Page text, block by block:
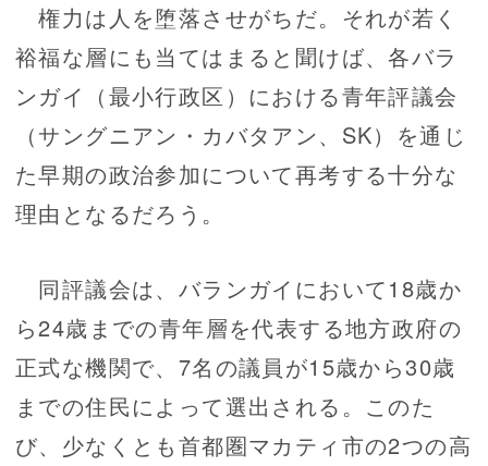
権力は人を堕落させがちだ。それが若く
裕福な層にも当てはまると聞けば、各バラ
ンガイ（最小行政区）における青年評議会
（サングニアン・カバタアン、SK）を通じ
た早期の政治参加について再考する十分な
理由となるだろう。
同評議会は、バランガイにおいて18歳か
ら24歳までの青年層を代表する地方政府の
正式な機関で、7名の議員が15歳から30歳
までの住民によって選出される。このた
び、少なくとも首都圏マカティ市の2つの高